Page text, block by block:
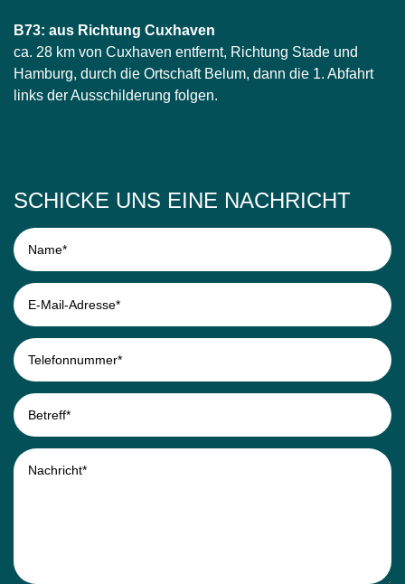
B73: aus Richtung Cuxhaven
ca. 28 km von Cuxhaven entfernt, Richtung Stade und
Hamburg, durch die Ortschaft Belum, dann die 1. Abfahrt
links der Ausschilderung folgen.
SCHICKE UNS EINE NACHRICHT